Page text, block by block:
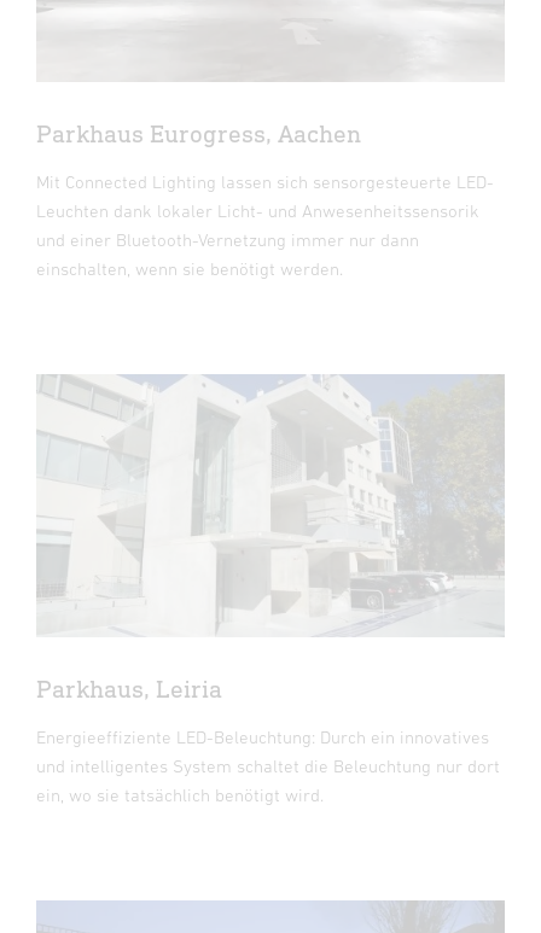
Parkhaus Eurogress, Aachen
Mit Connected Lighting lassen sich sensorgesteuerte LED-
Leuchten dank lokaler Licht- und Anwesenheitssensorik
und einer Bluetooth-Vernetzung immer nur dann
einschalten, wenn sie benötigt werden.
Parkhaus, Leiria
Energieeffiziente LED-Beleuchtung: Durch ein innovatives
und intelligentes System schaltet die Beleuchtung nur dort
ein, wo sie tatsächlich benötigt wird.